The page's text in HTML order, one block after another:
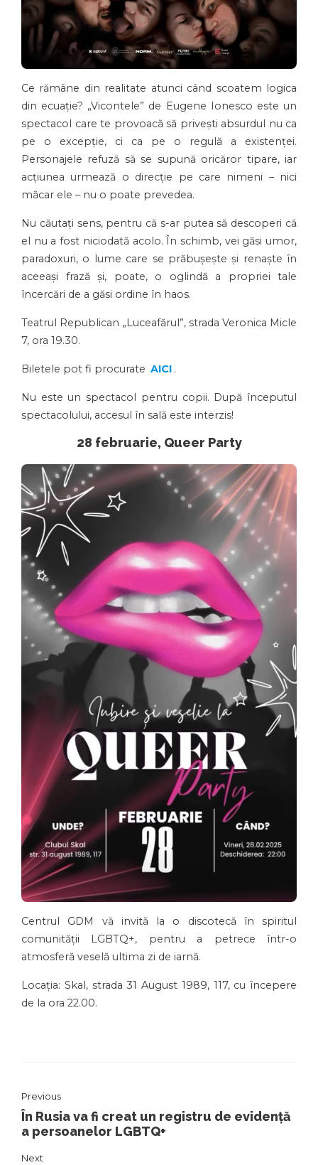
Ce rămâne din realitate atunci când scoatem logica
din ecuație? „Vicontele” de Eugene Ionesco este un
spectacol care te provoacă să privești absurdul nu ca
pe o excepție, ci ca pe o regulă a existenței.
Personajele refuză să se supună oricăror tipare, iar
acțiunea urmează o direcție pe care nimeni – nici
măcar ele – nu o poate prevedea.
Nu căutați sens, pentru că s-ar putea să descoperi că
el nu a fost niciodată acolo. În schimb, vei găsi umor,
paradoxuri, o lume care se prăbușește și renaște în
aceeași frază și, poate, o oglindă a propriei tale
încercări de a găsi ordine în haos.
Teatrul Republican „Luceafărul”, strada Veronica Micle
7, ora 19.30.
Biletele pot fi procurate AICI .
Nu este un spectacol pentru copii. După începutul
spectacolului, accesul în sală este interzis!
28 februarie, Queer Party
Centrul GDM vă invită la o discotecă în spiritul
comunității LGBTQ+, pentru a petrece într-o
atmosferă veselă ultima zi de iarnă.
Locația: Skal, strada 31 August 1989, 117, cu începere
de la ora 22.00.
Previous
În Rusia va fi creat un registru de evidență
a persoanelor LGBTQ+
Next